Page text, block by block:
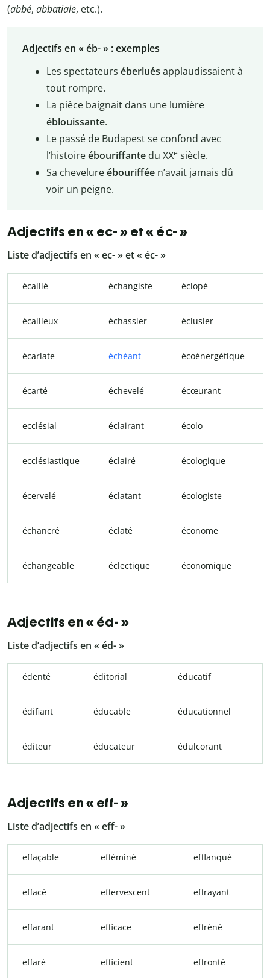
(abbé, abbatiale, etc.).
Adjectifs en « éb- » : exemples
Les spectateurs éberlués applaudissaient à
tout rompre.
La pièce baignait dans une lumière
éblouissante.
Le passé de Budapest se confond avec
l’histoireébouriffantedu XXe siècle.
Sa chevelureébourifféen’avait jamais dû
voir un peigne.
Adjectifs en « ec- » et « éc- »
Liste d’adjectifs en « ec- » et « éc- »
écaillé échangiste éclopé
écailleux échassier éclusier
écarlate échéant écoénergétique
écarté échevelé écœurant
ecclésial éclairant écolo
ecclésiastique éclairé écologique
écervelé éclatant écologiste
échancré éclaté économe
échangeable éclectique économique
Adjectifs en « éd- »
Liste d’adjectifs en « éd- »
édenté éditorial éducatif
édifiant éducable éducationnel
éditeur éducateur édulcorant
Adjectifs en « eff- »
Liste d’adjectifs en « eff- »
effaçable efféminé efflanqué
effacé effervescent effrayant
effarant efficace effréné
effaré efficient effronté